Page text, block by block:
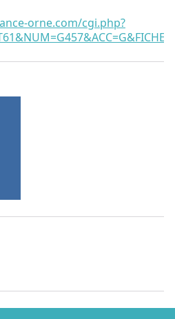
orne.com/cgi.php?